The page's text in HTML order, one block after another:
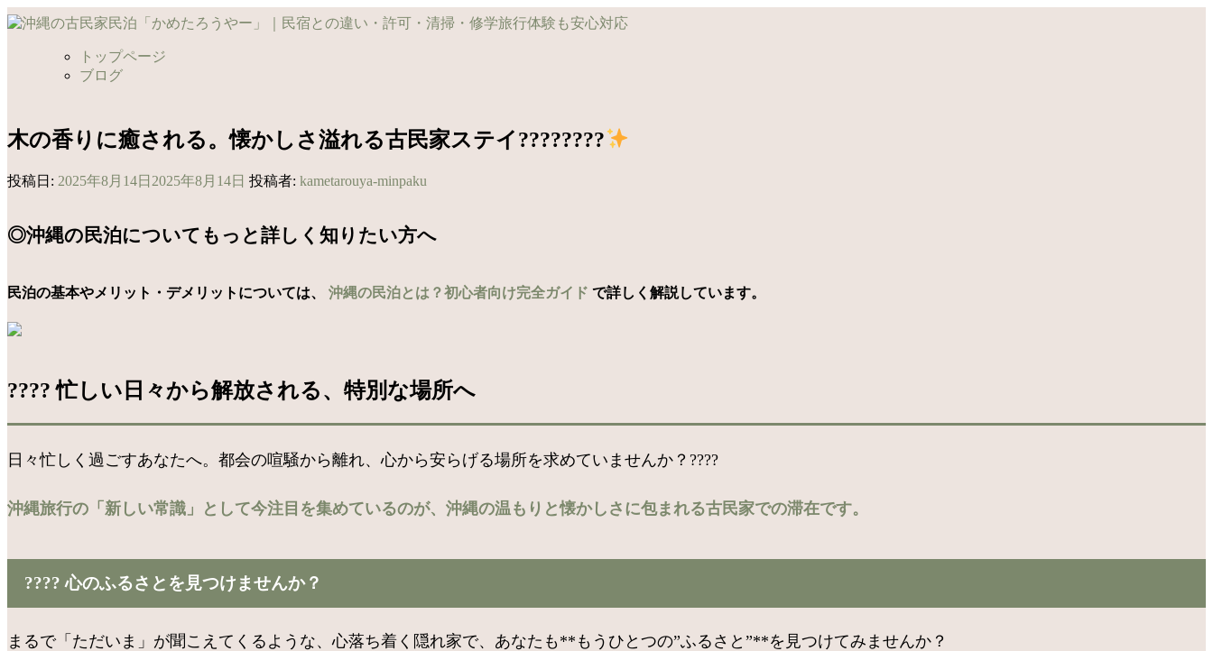
コ
ン
ス
キ
プ
トップページ
ブログ
木の香りに癒される。懐かしさ溢れる古民家ステイ????????
投稿日: 2025年8月14日 2025年8月14日 投稿者: kametarouya-minpaku
◎沖縄の民泊についてもっと詳しく知りたい方へ
民泊の基本やメリット・デメリットについては、 沖縄の民泊とは？初心者向け完全ガイド で詳しく解説しています。
???? 忙しい日々から解放される、特別な場所へ
日々忙しく過ごすあなたへ。都会の喧騒から離れ、心から安らげる場所を求めていませんか？????
沖縄旅行の「新しい常識」として今注目を集めているのが、沖縄の温もりと懐かしさに包まれる古民家での滞在です。
???? 心のふるさとを見つけませんか？
まるで「ただいま」が聞こえてくるような、心落ち着く隠れ家で、あなたも**もうひとつの”ふるさと”**を見つけてみませんか？